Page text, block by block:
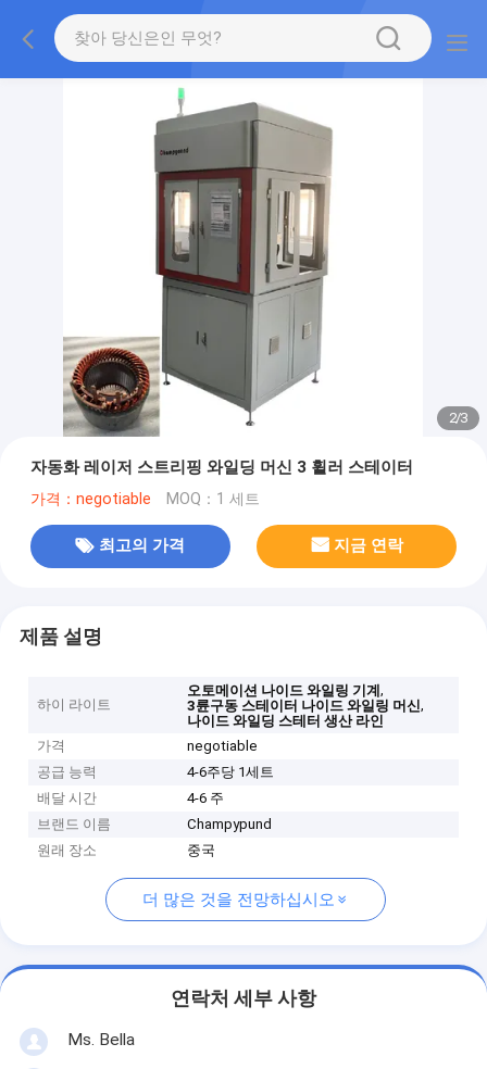
2/3
자동화 레이저 스트리핑 와일딩 머신 3 휠러 스테이터
가격：negotiable MOQ：1 세트
최고의 가격 지금 연락
제품 설명
하이 라이트
오토메이션 나이드 와일링 기계,
3륜구동 스테이터 나이드 와일링 머신,
나이드 와일딩 스테터 생산 라인
가격
negotiable
공급 능력
4-6주당 1세트
배달 시간
4-6 주
브랜드 이름
Champypund
원래 장소
중국
더 많은 것을 전망하십시오
연락처 세부 사항
Ms. Bella